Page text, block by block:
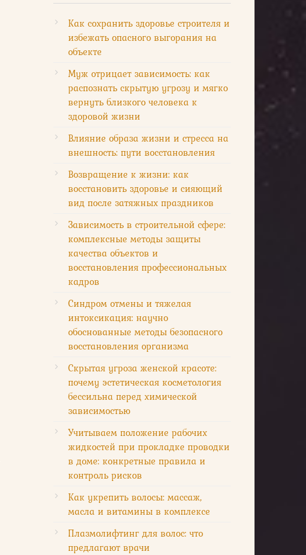
Как сохранить здоровье строителя и
избежать опасного выгорания на
объекте
Муж отрицает зависимость: как
распознать скрытую угрозу и мягко
вернуть близкого человека к
здоровой жизни
Влияние образа жизни и стресса на
внешность: пути восстановления
Возвращение к жизни: как
восстановить здоровье и сияющий
вид после затяжных праздников
Зависимость в строительной сфере:
комплексные методы защиты
качества объектов и
восстановления профессиональных
кадров
Синдром отмены и тяжелая
интоксикация: научно
обоснованные методы безопасного
восстановления организма
Скрытая угроза женской красоте:
почему эстетическая косметология
бессильна перед химической
зависимостью
Учитываем положение рабочих
жидкостей при прокладке проводки
в доме: конкретные правила и
контроль рисков
Как укрепить волосы: массаж,
масла и витамины в комплексе
Плазмолифтинг для волос: что
предлагают врачи